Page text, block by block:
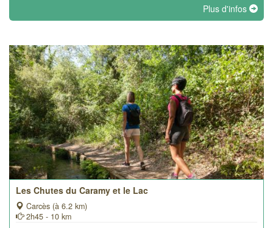
Plus d'infos
Les Chutes du Caramy et le Lac
Carcès (à 6.2 km)
2h45 - 10 km